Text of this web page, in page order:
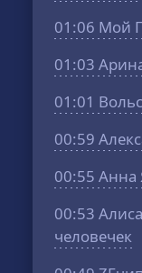
01:06 Мой
01:03
01:01
00:59
00:55 Анна
00:53
человечек